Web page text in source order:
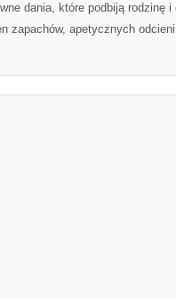
dania, które podbiją rodzinę
zapachów, apetycznych